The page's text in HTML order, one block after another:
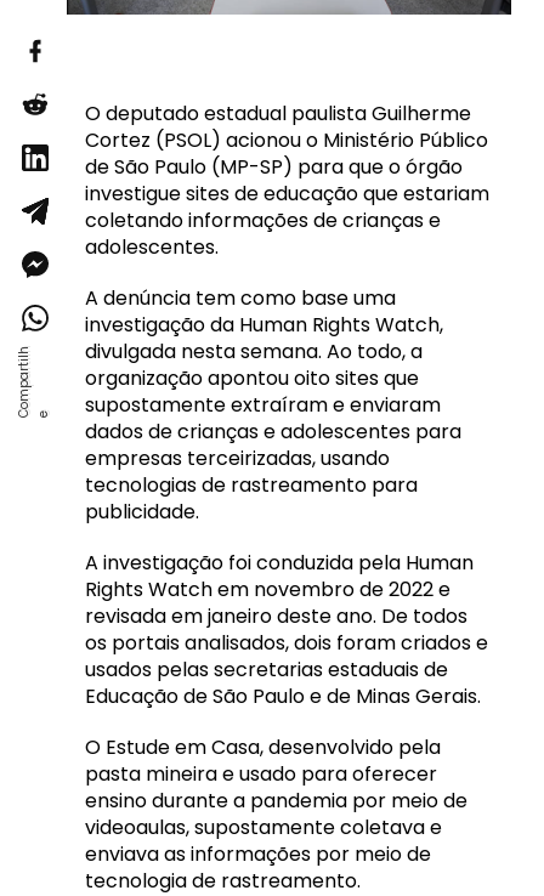
O deputado estadual paulista Guilherme
Cortez (PSOL) acionou o Ministério Público
de São Paulo (MP-SP) para que o órgão
investigue sites de educação que estariam
coletando informações de crianças e
adolescentes.
A denúncia tem como base uma
investigação da Human Rights Watch,
divulgada nesta semana. Ao todo, a
organização apontou oito sites que
supostamente extraíram e enviaram
dados de crianças e adolescentes para
empresas terceirizadas, usando
tecnologias de rastreamento para
publicidade.
A investigação foi conduzida pela Human
Rights Watch em novembro de 2022 e
revisada em janeiro deste ano. De todos
os portais analisados, dois foram criados e
usados pelas secretarias estaduais de
Educação de São Paulo e de Minas Gerais.
O Estude em Casa, desenvolvido pela
pasta mineira e usado para oferecer
ensino durante a pandemia por meio de
videoaulas, supostamente coletava e
enviava as informações por meio de
tecnologia de rastreamento.